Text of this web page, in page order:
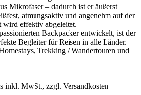
Mikrofaser – dadurch ist er äußerst
atmungsaktiv und angenehm auf der
wird effektiv abgeleitet.
Backpacker entwickelt, ist der
Begleiter für Reisen in alle Länder.
Trekking / Wandertouren und
inkl. MwSt., zzgl. Versandkosten